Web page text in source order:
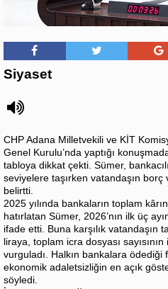
Siyaset
CHP Adana Milletvekili ve KİT
Genel Kurulu’nda yaptığı
tabloya dikkat çekti. Sümer,
seviyelere taşırken vatandaşın
belirtti.
2025 yılında bankaların toplam
hatırlatan Sümer, 2026’nın ilk üç
ifade etti. Buna karşılık vatandaşın
liraya, toplam icra dosyası
vurguladı. Halkın bankalara ödediği
ekonomik adaletsizliğin en açık
söyledi.